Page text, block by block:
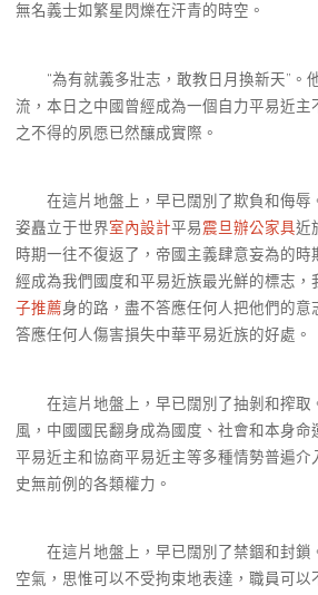
無名義士如繁星閃爍在汗青的時空。
“為有就義多壯志，敢教日月換新天”。
流，本日之中國曾經成為一個自力平易近主
之不得的夙愿已然釀成實際。
在這片地盤上，早已闊別了欺負和侮辱
姿矗立于世界室內設計平易震旦辦公家具近
時期一往不復返了，帝國主義肆意妄為的時
經成為我們國度和平易近族最光鮮的標志，
子推薦身的路，盡不答應任何人把他們的意
答應任何人傷害損失中華平易近族的好處。
在這片地盤上，早已闊別了抽剝和搾取
風，中國國民翻身成為國度、社會和本身命
平易近主和協商平易近主等多種情勢普遍介
史無前例的各類權力。
在這片地盤上，早已闊別了禁錮和封鎖
空氣，思惟可以不受拘束地表達，職員可以